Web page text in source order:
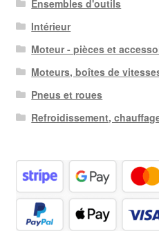
Ensembles d'outils
Intérieur
Moteur - pièces et
Moteurs, boîtes de
Pneus et roues
Refroidissement,